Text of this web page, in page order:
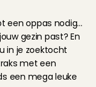
een oppas nodig...
gezin past? En
in je zoektocht
met een
een mega leuke